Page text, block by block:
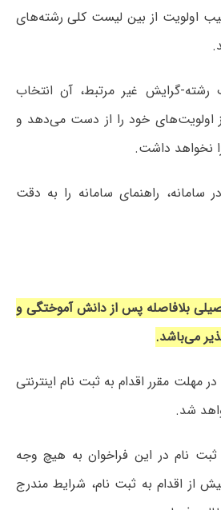
اولویت از بین لیست کلی رشته‌های
گرایش غیر مرتبط، آن انتخاب
خود را از دست می‌دهد و
نخواهد داشت.
سامانه، راهنمای سامانه را به دقت
بلافاصله پس از دانش آموختگی و
می‌باشد.
مهلت مقرر اقدام به ثبت نام اینترنتی
شد.
نام در این فراخوان به هیچ وجه
از اقدام به ثبت نام، شرایط مندرج